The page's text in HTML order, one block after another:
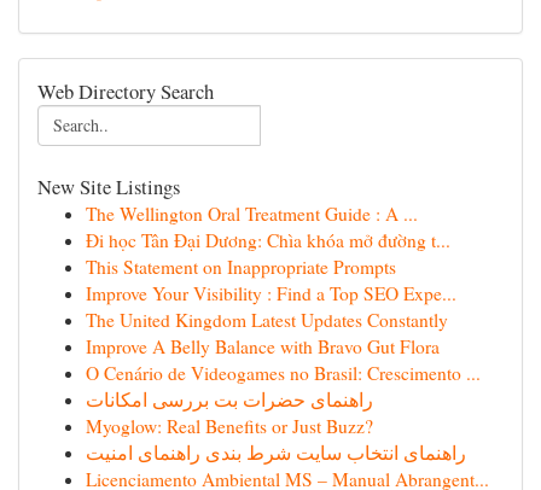
Web Directory Search
New Site Listings
The Wellington Oral Treatment Guide : A ...
Đi học Tân Đại Dương: Chìa khóa mở đường t...
This Statement on Inappropriate Prompts
Improve Your Visibility : Find a Top SEO Expe...
The United Kingdom Latest Updates Constantly
Improve A Belly Balance with Bravo Gut Flora
O Cenário de Videogames no Brasil: Crescimento ...
راهنمای حضرات بت بررسی امکانات
Myoglow: Real Benefits or Just Buzz?
راهنمای انتخاب سایت شرط بندی راهنمای امنیت
Licenciamento Ambiental MS – Manual Abrangent...